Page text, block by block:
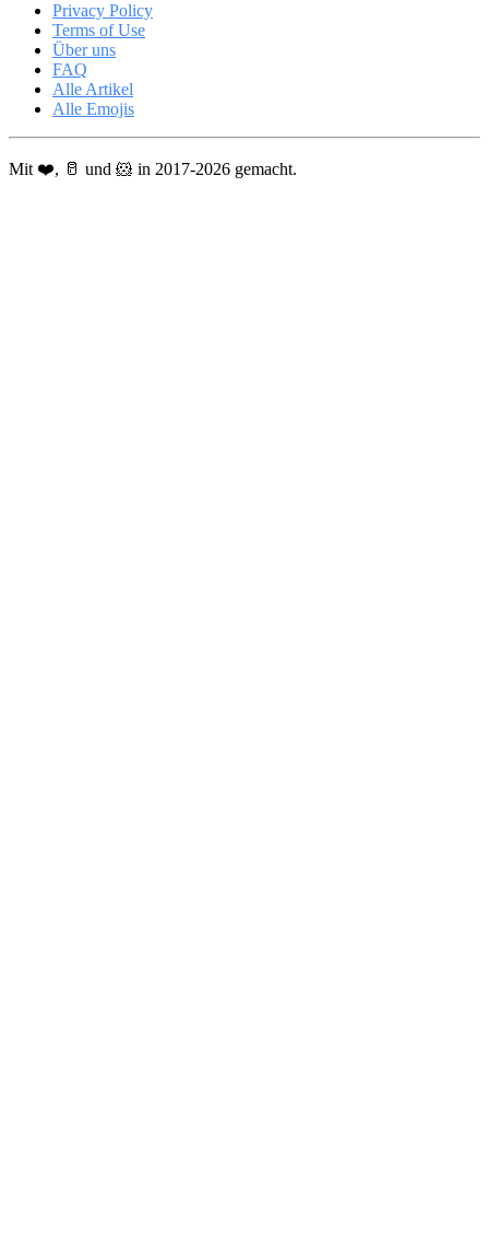
Privacy Policy
Terms of Use
Über uns
FAQ
Alle Artikel
Alle Emojis
Mit ❤️, 🥛 und 🐹 in 2017-2026 gemacht.